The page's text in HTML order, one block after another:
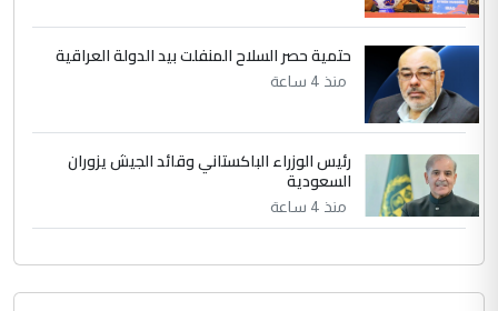
حتمية حصر السلاح المنفلت بيد الدولة العراقية
منذ 4 ساعة
رئيس الوزراء الباكستاني وقائد الجيش يزوران
السعودية
منذ 4 ساعة